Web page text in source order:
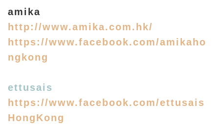
amika
http://www.amika.com.hk/
https://www.facebook.com/amikaho
ngkong
ettusais
https://www.facebook.com/ettusais
HongKong